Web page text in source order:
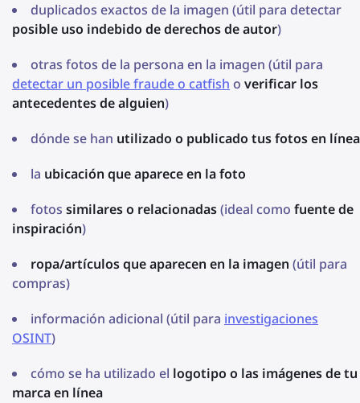
duplicados exactos de la imagen (útil para detectar
posible uso indebido de derechos de autor)
otras fotos de la persona en la imagen (útil para
detectar un posible fraude o catfish o verificar los
antecedentes de alguien)
dónde se han utilizado o publicado tus fotos en línea
la ubicación que aparece en la foto
fotos similares o relacionadas(ideal como fuente de
inspiración)
ropa/artículos que aparecen en la imagen (útil para
compras)
información adicional (útil para investigaciones
OSINT)
cómo se ha utilizado el logotipo o las imágenes de tu
marca en línea